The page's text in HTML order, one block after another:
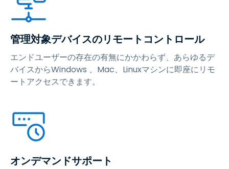
管理対象デバイスのリモートコントロール
エンドユーザーの存在の有無にかかわらず、あらゆるデ
バイスからWindows 、Mac、Linuxマシンに即座にリモ
ートアクセスできます。
オンデマンドサポート